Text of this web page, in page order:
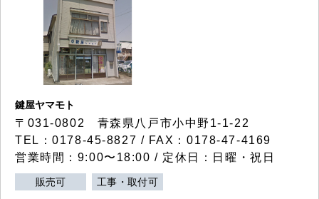
鍵屋ヤマモト
〒031-0802 青森県八戸市小中野1-1-22
TEL：0178-45-8827 / FAX：0178-47-4169
営業時間：9:00〜18:00 / 定休日：日曜・祝日
販売可 工事・取付可